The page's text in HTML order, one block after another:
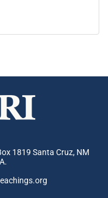
1819 Santa Cruz, NM